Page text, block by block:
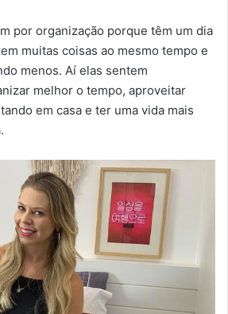
por organização porque têm um dia
muitas coisas ao mesmo tempo e
menos. Aí elas sentem
melhor o tempo, aproveitar
em casa e ter uma vida mais